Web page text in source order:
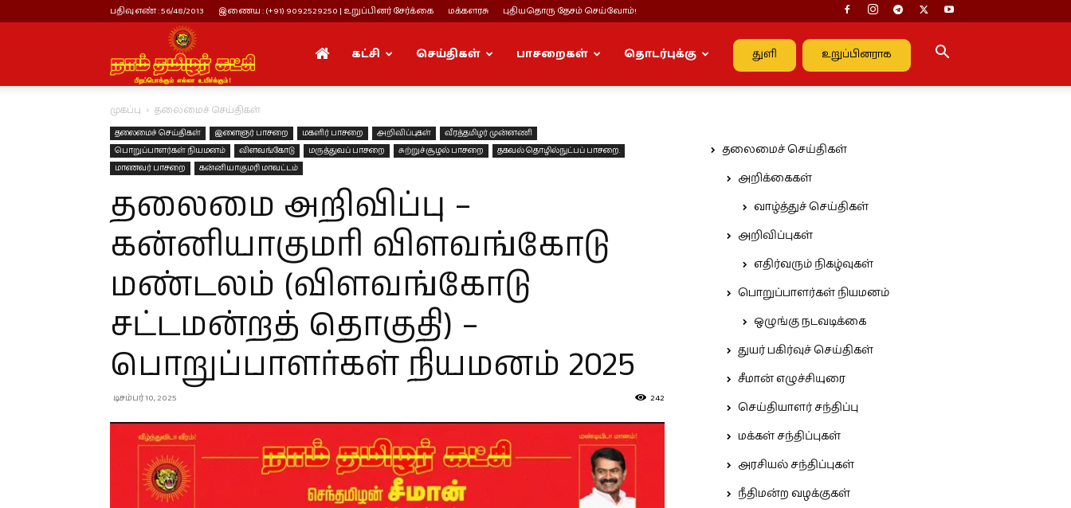
பதிவு எண் : 56/48/2013 இணைய : (+91) 9092529250 | உறுப்பினர் சேர்க்கை மக்களரசு புதியதொரு தேசம் செய்வோம்!
துளி உறுப்பினராக
நாம்
தமிழர்
கட்சி
கட்சி செய்திகள் பாசறைகள் தொடர்புக்கு
முகப்பு தலைமைச் செய்திகள்
தலைமைச் செய்திகள் இளைஞர் பாசறை மகளிர் பாசறை அறிவிப்புகள்
வீரத்தமிழர் முன்னணி
பொறுப்பாளர்கள் நியமனம்
விளவங்கோடு மருத்துவப் பாசறை சுற்றுச்சூழல் பாசறை
தகவல் தொழில்நுட்பப் பாசறை.
மாணவர் பாசறை
கன்னியாகுமரி மாவட்டம்
தலைமை அறிவிப்பு –
கன்னியாகுமரி விளவங்கோடு
மண்டலம் (விளவங்கோடு
சட்டமன்றத் தொகுதி) –
பொறுப்பாளர்கள் நியமனம் 2025
டிசம்பர் 10, 2025 242
தலைமைச் செய்திகள்
அறிக்கைகள்
வாழ்த்துச் செய்திகள்
அறிவிப்புகள்
எதிர்வரும் நிகழ்வுகள்
பொறுப்பாளர்கள் நியமனம்
ஒழுங்கு நடவடிக்கை
துயர் பகிர்வுச் செய்திகள்
சீமான் எழுச்சியுரை
செய்தியாளர் சந்திப்பு
மக்கள் சந்திப்புகள்
அரசியல் சந்திப்புகள்
நீதிமன்ற வழக்குகள்